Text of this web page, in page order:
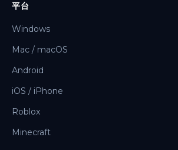
平台
Windows
Mac / macOS
Android
iOS / iPhone
Roblox
Minecraft